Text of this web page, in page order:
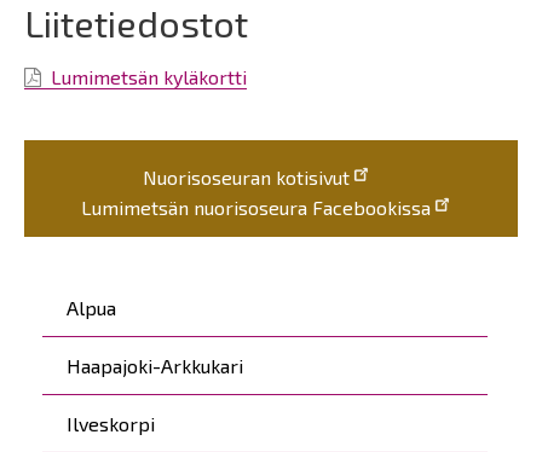
Päävalikko
Alpua
Haapajoki-Arkkukari
Ilveskorpi
Liitetiedostot
Lumimetsän kyläkortti
Nuorisoseuran kotisivut
Lumimetsän nuorisoseura Facebookissa